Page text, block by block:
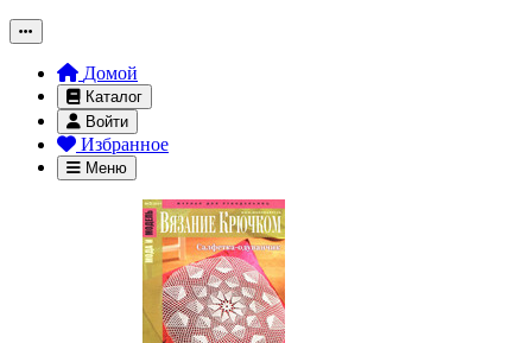
Домой
Каталог
Войти
Избранное
Меню